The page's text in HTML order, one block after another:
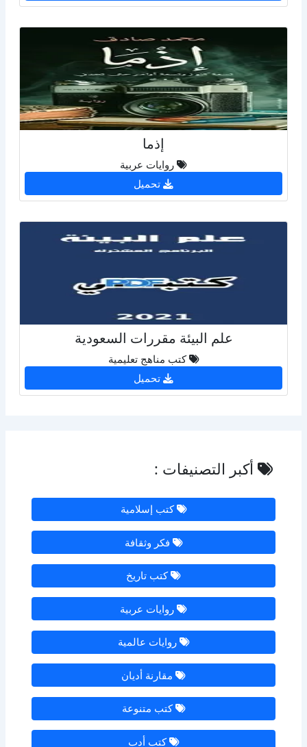
إذما
روايات عربية
تحميل
علم البيئة مقررات السعودية
كتب مناهج تعليمية
تحميل
أكبر التصنيفات :
كتب إسلامية
فكر وثقافة
كتب تاريخ
روايات عربية
روايات عالمية
مقارنة أديان
كتب متنوعة
كتب أدب